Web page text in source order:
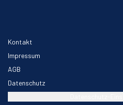
Kontakt
Impressum
AGB
Datenschutz